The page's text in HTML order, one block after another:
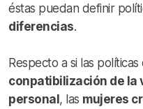
éstas puedan definir
diferencias.
Respecto a si las
conpatibilización de la
personal, las mujeres